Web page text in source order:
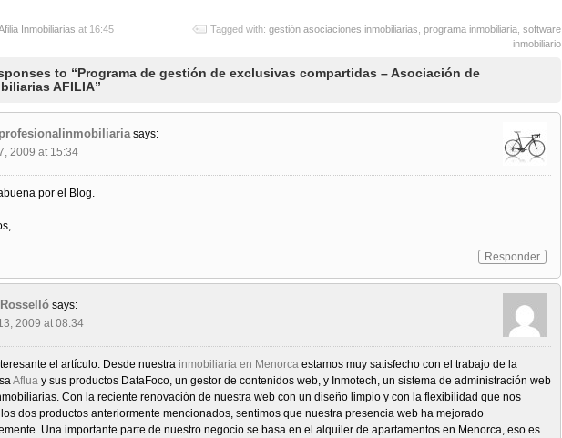
Inmobiliarias at 16:45 Tagged with: gestión asociaciones inmobiliarias programa inmobiliaria software
inmobiliario
to “Programa de gestión de exclusivas compartidas – Asociación de
AFILIA”
says:
2009 at 15:34
por el Blog.
Responder
says:
2009 at 08:34
el artículo. Desde nuestra inmobiliaria en Menorca estamos muy satisfecho con el trabajo de la
Aflua y sus productos DataFoco, un gestor de contenidos web, y Inmotech, un sistema de administración web
Con la reciente renovación de nuestra web con un diseño limpio y con la flexibilidad que nos
dos productos anteriormente mencionados, sentimos que nuestra presencia web ha mejorado
Una importante parte de nuestro negocio se basa en el alquiler de apartamentos en Menorca, eso es